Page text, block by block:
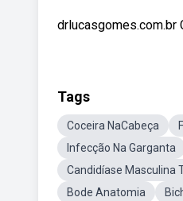
drlucasgomes.com.br
Tags
Coceira NaCabeça
Infecção Na Garganta
Candidíase Masculina
Bode Anatomia